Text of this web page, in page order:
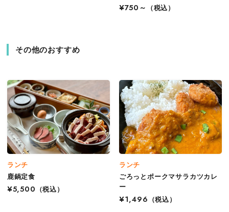
¥750～
（税込）
その他のおすすめ
ランチ
鹿鍋定食
¥5,500
（税込）
ランチ
ごろっとポークマサラカツカレ
ー
¥1,496
（税込）